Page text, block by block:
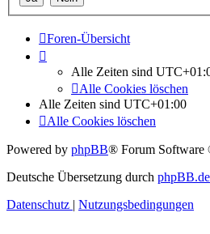
Foren-Übersicht
Alle Zeiten sind
Alle Cookies löschen
Alle Zeiten sind UTC+01:00
Alle Cookies löschen
Powered by phpBB® Forum
Deutsche Übersetzung durch phpBB.de
Datenschutz | Nutzungsbedingungen